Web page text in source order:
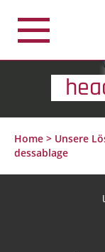
Home > Unsere
dessablage